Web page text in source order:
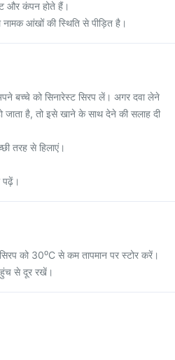
और कंपन होते हैं।
आंखों की स्थिति से पीड़ित है।
बच्चे को सिनारेस्ट सिरप लें। अगर दवा लेने
है, तो इसे खाने के साथ देने की सलाह दी
तरह से हिलाएं।
पढ़ें।
को 30⁰C से कम तापमान पर स्टोर करें।
से दूर रखें।